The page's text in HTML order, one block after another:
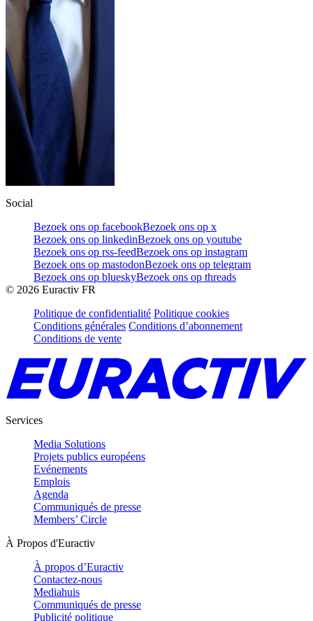
Social
Bezoek ons op facebookBezoek ons op x
Bezoek ons op linkedinBezoek ons op youtube
Bezoek ons op rss-feedBezoek ons op instagram
Bezoek ons op mastodonBezoek ons op telegram
Bezoek ons op blueskyBezoek ons op threads
© 2026 Euractiv FR
Politique de confidentialité Politique cookies
Conditions générales Conditions d’abonnement
Conditions de vente
Services
Media Solutions
Projets publics européens
Evénements
Emplois
Agenda
Communiqués de presse
Members’ Circle
À Propos d'Euractiv
À propos d’Euractiv
Contactez-nous
Mediahuis
Communiqués de presse
Publicité politique